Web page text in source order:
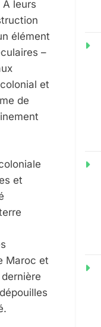
leurs
élément
–
et
de
et
Maroc et